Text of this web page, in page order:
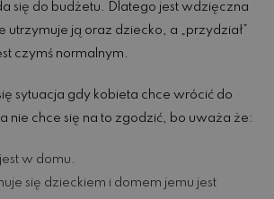
się do budżetu. Dlatego jest wdzięczna
utrzymuje ją oraz dziecko, a „przydział”
czymś normalnym.
sytuacja gdy kobieta chce wrócić do
nie chce się na to zgodzić, bo uważa że:
w domu.
się dzieckiem i domem jemu jest